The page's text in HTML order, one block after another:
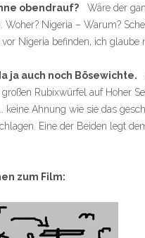
obendrauf?
Wäre der
Woher? Nigeria – Warum?
Nigeria befinden, ich glaube
ja auch noch Bösewichte.
Rubixwürfel auf Hoher
keine Ahnung wie sie das
Eine der Beiden legt
zum Film: